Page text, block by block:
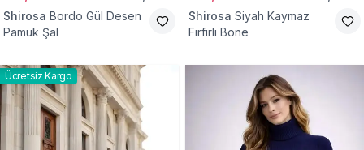
Shirosa Bordo Gül Desen
Pamuk Şal
Shirosa Siyah Kaymaz
Fırfırlı Bone
Ücretsiz Kargo